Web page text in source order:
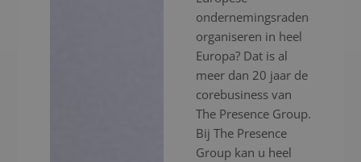
ondernemingsraden
organiseren in heel
Europa? Dat is al
meer dan 20 jaar de
corebusiness van
The Presence Group.
Bij The Presence
Group kan u heel